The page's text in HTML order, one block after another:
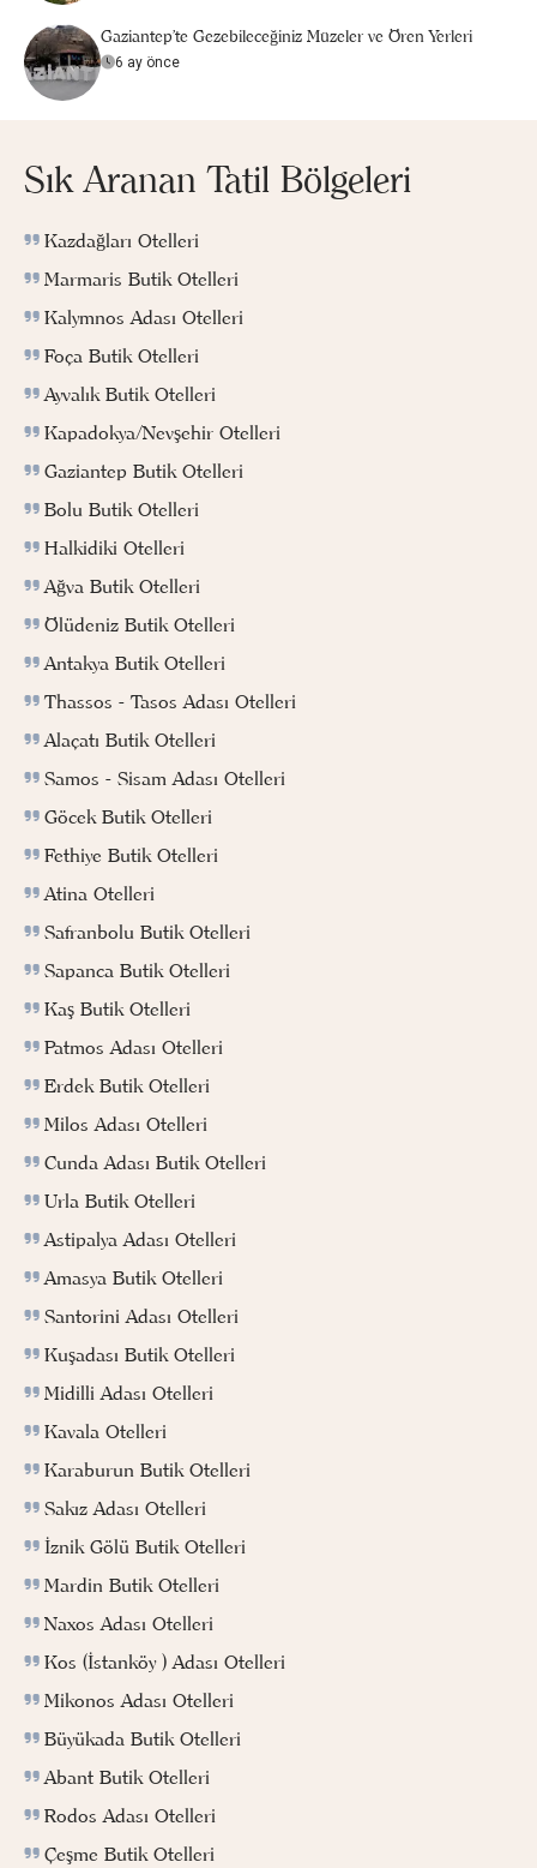
Gaziantep'te Gezebileceğiniz Müzeler ve Ören Yerleri
6 ay önce
Sık Aranan Tatil Bölgeleri
Kazdağları Otelleri
Marmaris Butik Otelleri
Kalymnos Adası Otelleri
Foça Butik Otelleri
Ayvalık Butik Otelleri
Kapadokya/Nevşehir Otelleri
Gaziantep Butik Otelleri
Bolu Butik Otelleri
Halkidiki Otelleri
Ağva Butik Otelleri
Ölüdeniz Butik Otelleri
Antakya Butik Otelleri
Thassos - Tasos Adası Otelleri
Alaçatı Butik Otelleri
Samos - Sisam Adası Otelleri
Göcek Butik Otelleri
Fethiye Butik Otelleri
Atina Otelleri
Safranbolu Butik Otelleri
Sapanca Butik Otelleri
Kaş Butik Otelleri
Patmos Adası Otelleri
Erdek Butik Otelleri
Milos Adası Otelleri
Cunda Adası Butik Otelleri
Urla Butik Otelleri
Astipalya Adası Otelleri
Amasya Butik Otelleri
Santorini Adası Otelleri
Kuşadası Butik Otelleri
Midilli Adası Otelleri
Kavala Otelleri
Karaburun Butik Otelleri
Sakız Adası Otelleri
İznik Gölü Butik Otelleri
Mardin Butik Otelleri
Naxos Adası Otelleri
Kos (İstanköy ) Adası Otelleri
Mikonos Adası Otelleri
Büyükada Butik Otelleri
Abant Butik Otelleri
Rodos Adası Otelleri
Çeşme Butik Otelleri